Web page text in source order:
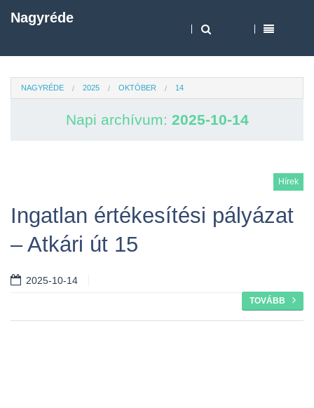
Nagyréde
NAGYRÉDE 2025 OKTÓBER 14
Napi archívum: 2025-10-14
Hírek
Ingatlan értékesítési pályázat
– Atkári út 15
2025-10-14
TOVÁBB